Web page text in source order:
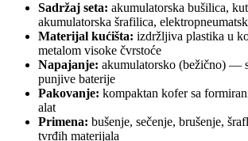
Sadržaj seta: akumulatorska bušilica,
akumulatorska šrafilica,
Materijal kućišta: izdržljiva plastika u
metalom visoke čvrstoće
Napajanje: akumulatorsko (bežično) —
punjive baterije
Pakovanje: kompaktan kofer sa
alat
Primena: bušenje, sečenje, brušenje,
tvrđih materijala